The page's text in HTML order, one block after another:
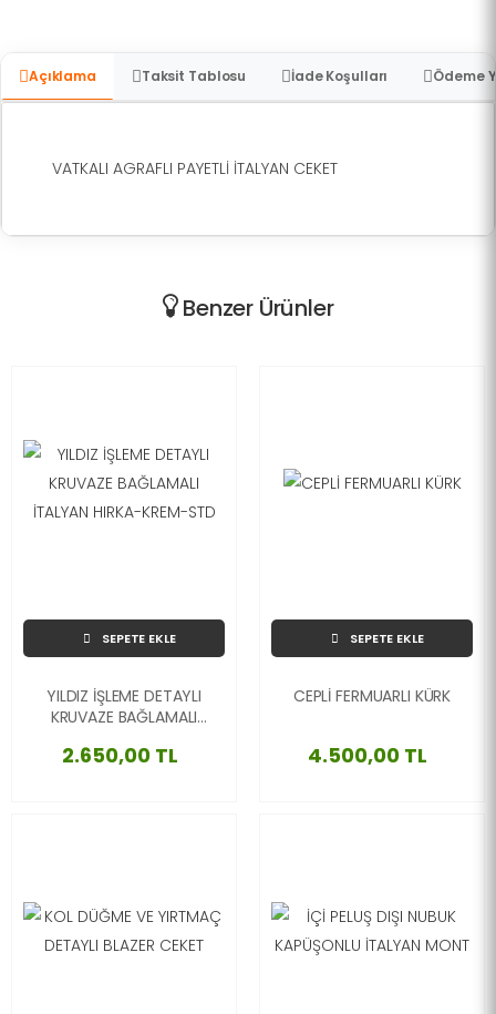
Açıklama Taksit Tablosu İade Koşulları Ödeme
VATKALI AGRAFLI PAYETLİ İTALYAN CEKET
Benzer Ürünler
SEPETE EKLE
YILDIZ İŞLEME DETAYLI
KRUVAZE BAĞLAMALI
STD
2.650,00 TL
SEPETE EKLE
CEPLİ FERMUARLI KÜRK
4.500,00 TL